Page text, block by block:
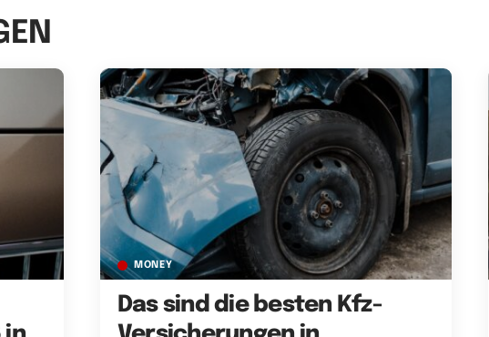
MONEY
Das sind die besten Kfz-